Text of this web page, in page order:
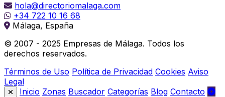
hola@directoriomalaga.com
+34 722 10 16 68
Málaga, España
© 2007 - 2025 Empresas de Málaga. Todos los
derechos reservados.
Términos de Uso Política de Privacidad Cookies Aviso
Legal
Inicio Zonas Buscador Categorías Blog Contacto